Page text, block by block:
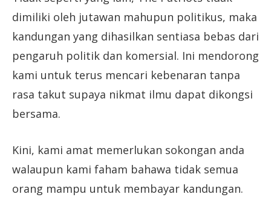
dimiliki oleh jutawan mahupun politikus, maka
kandungan yang dihasilkan sentiasa bebas dari
pengaruh politik dan komersial. Ini mendorong
kami untuk terus mencari kebenaran tanpa
rasa takut supaya nikmat ilmu dapat dikongsi
bersama.
Kini, kami amat memerlukan sokongan anda
walaupun kami faham bahawa tidak semua
orang mampu untuk membayar kandungan.